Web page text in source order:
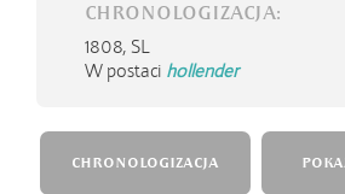
CHRONOLOGIZACJA:
1808, SL
W postaci hollender
CHRONOLOGIZACJA